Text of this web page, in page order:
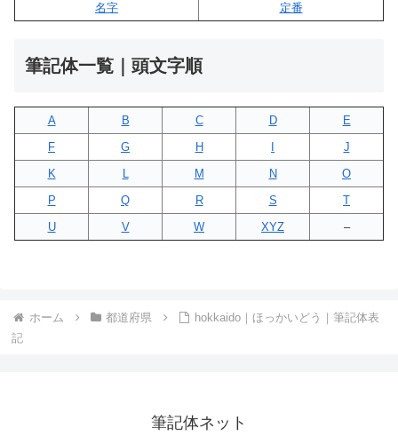
名字
定番
筆記体一覧｜頭文字順
A B C D
E
F
G H
J
K
L M N
O
P
Q R S
T
U
V W XYZ –
ホーム 都道府県
hokkaido｜ほっかいどう｜筆記体表
記
筆記体ネット